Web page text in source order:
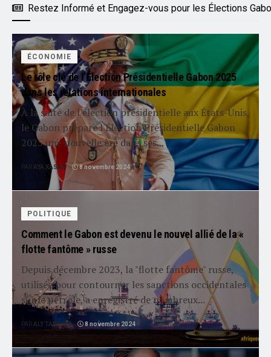
Restez Informé et Engagez-vous pour les Élections
ÉCONOMIE
Le rôle clé de l’Élection Présidentielle Gabon 2025
dans les relations internationales
À la suite de l’élection présidentielle aux États-Unis,
le Gabon prépare l'Élection Présidentielle Gabon
2025 une nouvelle ère dans ses...
PAR AYA XASAN 8 novembre 2024
POLITIQUE
Comment le Gabon est devenu le nouvel allié de la «
flotte fantôme » russe
Depuis décembre 2023, la "flotte fantôme" russe,
utilisée pour contourner les sanctions occidentales
sur le pétrole, a enregistré de nombreux...
PARALY TANDIAN 8 novembre 2024